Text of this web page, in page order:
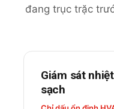
đang trục trặc
Giám sát
sạch